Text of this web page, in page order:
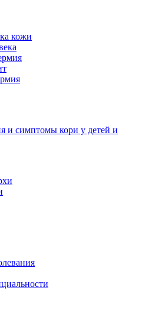
кожи
и симптомы кори у детей и